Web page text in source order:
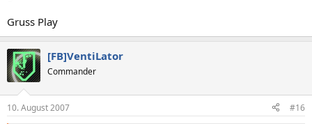
Gruss Play
[FB]VentiLator
Commander
10. August 2007 #16